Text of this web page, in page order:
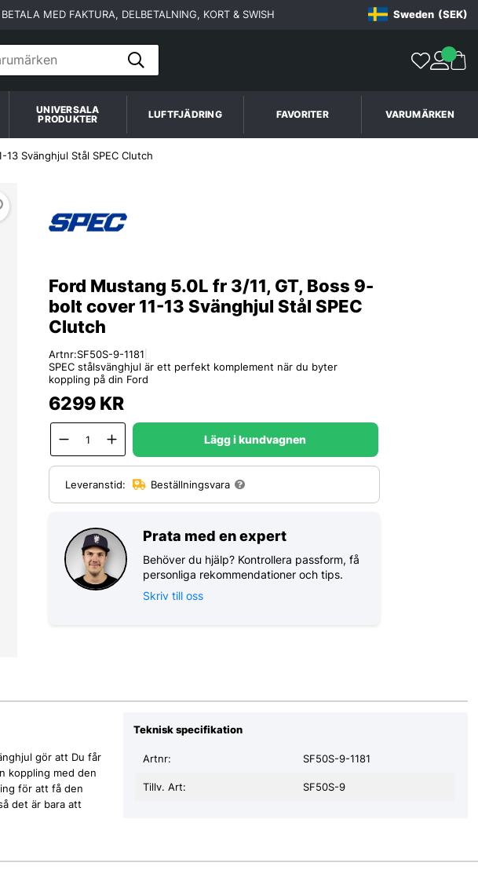
BETALA MED FAKTURA, DELBETALNING, KORT & SWISH Sweden (SEK)
UNIVERSALA
PRODUKTER
LUFTFJÄDRING FAVORITER VARUMÄRKEN
Svänghjul Stål SPEC Clutch
Ford Mustang 5.0L fr 3/11, GT, Boss 9-
bolt cover 11-13 Svänghjul Stål SPEC
Clutch
Artnr:SF50S-9-1181
SPEC stålsvänghjul är ett perfekt komplement när du byter
koppling på din Ford
6299 KR
Lägg i kundvagnen
Leveranstid: Beställningsvara
Prata med en expert
Behöver du hjälp? Kontrollera passform, få
personliga rekommendationer och tips.
Skriv till oss
gör att Du får
koppling med den
för att få den
det är bara att
Teknisk specifikation
Tillv. Art: SF50S-9
Artnr: SF50S-9-1181